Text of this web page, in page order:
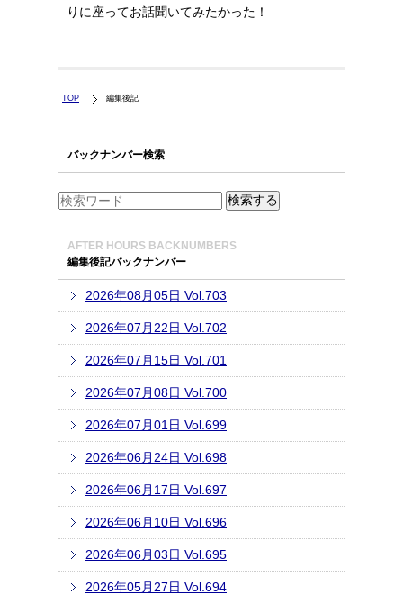
りに座ってお話聞いてみたかった！
TOP 編集後記
バックナンバー検索
AFTER HOURS BACKNUMBERS
編集後記バックナンバー
2026年08月05日 Vol.703
2026年07月22日 Vol.702
2026年07月15日 Vol.701
2026年07月08日 Vol.700
2026年07月01日 Vol.699
2026年06月24日 Vol.698
2026年06月17日 Vol.697
2026年06月10日 Vol.696
2026年06月03日 Vol.695
2026年05月27日 Vol.694